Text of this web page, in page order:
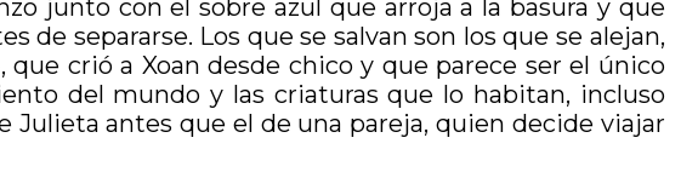
junto con el sobre azul que arroja a la basura y que
de separarse. Los que se salvan son los que se alejan,
crió a Xoan desde chico y que parece ser el único
del mundo y las criaturas que lo habitan, incluso
antes que el de una pareja, quien decide viajar